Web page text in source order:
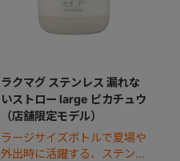
ラクマグ ステンレス 漏れな
いストロー large ピカチュウ
（店舗限定モデル）
ラージサイズボトルで夏場や
外出時に活躍する、ステンレ